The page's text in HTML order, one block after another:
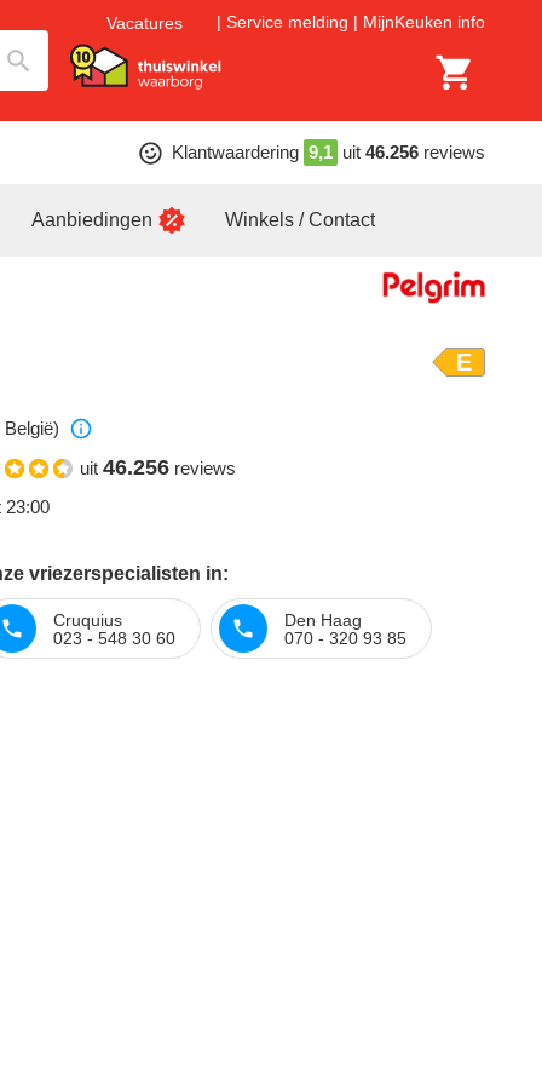
Vacatures Service melding MijnKeuken info
Klantwaardering 9,1 uit 46.256 reviews
Aanbiedingen Winkels / Contact
E
uit 46.256 reviews
23:00
vriezerspecialisten in:
Cruquius
023 - 548 30 60
Den Haag
070 - 320 93 85